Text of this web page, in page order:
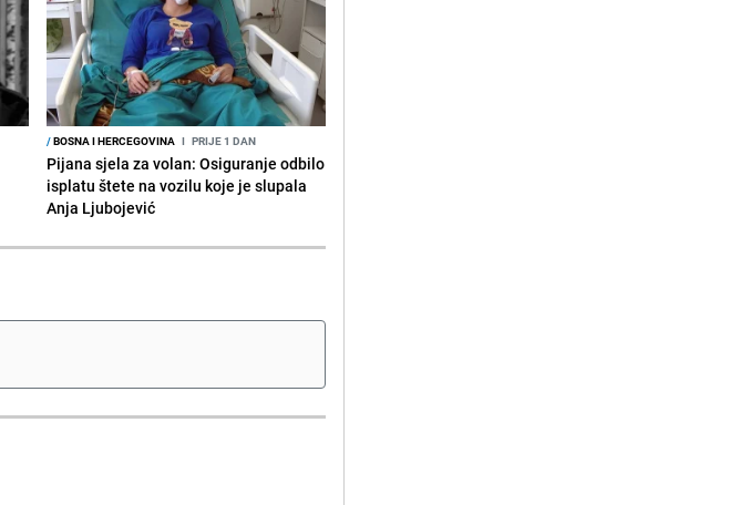
/BOSNA I HERCEGOVINA I PRIJE 1 DAN
Pijana sjela za volan: Osiguranje odbilo
isplatu štete na vozilu koje je slupala
Anja Ljubojević